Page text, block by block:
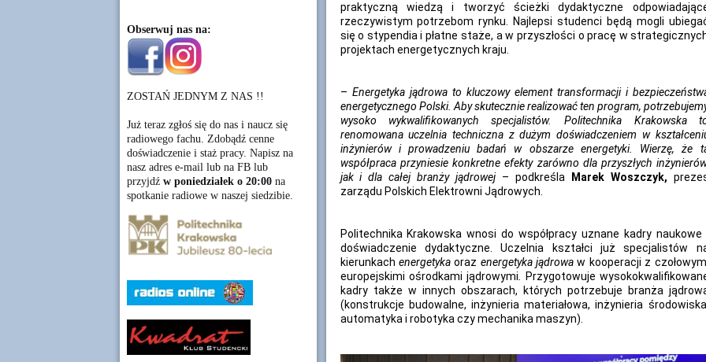
Obserwuj nas na:
ZOSTAŃ JEDNYM Z NAS !!
Już teraz zgłoś się do nas i naucz się
radiowego fachu. Zdobądź cenne
doświadczenie i staż pracy. Napisz na
nasz adres e-mail lub na FB lub
przyjdź w poniedziałek o 20:00na
spotkanie radiowe w naszej siedzibie.
praktyczną wiedzą i tworzyć ścieżki dydaktyczne
rzeczywistym potrzebom rynku. Najlepsi studenci będą mogli
się o stypendia i płatne staże, a w przyszłości o pracę w
projektach energetycznych kraju.
– Energetyka jądrowa to kluczowy element transformacji i
energetycznego Polski. Aby skutecznie realizować ten program,
wysoko wykwalifikowanych specjalistów. Politechnika Krakowska
renomowana uczelnia techniczna z dużym doświadczeniem w
inżynierów i prowadzeniu badań w obszarze energetyki. Wierzę, że
współpraca przyniesie konkretne efekty zarówno dla przyszłych
jak i dla całej branży jądrowej – podkreśla Marek Woszczyk,
zarządu Polskich Elektrowni Jądrowych.
Politechnika Krakowska wnosi do współpracy uznane kadry naukowe
doświadczenie dydaktyczne. Uczelnia kształci już specjalistów
kierunkach energetykaoraz energetyka jądrowa w kooperacji z
europejskimi ośrodkami jądrowymi
Przygotowuje
kadry także w innych obszarach, których potrzebuje branża
(konstrukcje budowalne, inżynieria materiałowa, inżynieria
automatyka i robotyka czy mechanika maszyn).